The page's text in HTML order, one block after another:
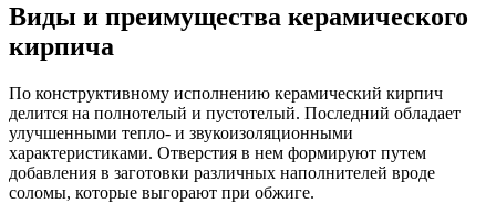
Виды и преимущества керамического
кирпича
По конструктивному исполнению керамический кирпич
делится на полнотелый и пустотелый. Последний обладает
улучшенными тепло- и звукоизоляционными
характеристиками. Отверстия в нем формируют путем
добавления в заготовки различных наполнителей вроде
соломы, которые выгорают при обжиге.